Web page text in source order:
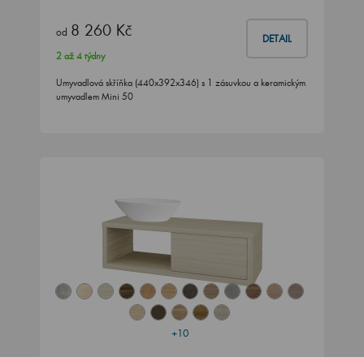
od 8 260 Kč DETAIL
2 až 4 týdny
Umyvadlová skříňka (440x392x346) s 1 zásuvkou a keramickým
umyvadlem Mini 50
+10